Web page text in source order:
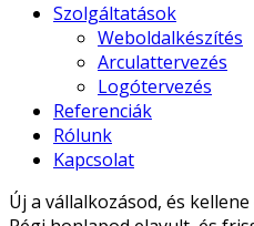
Szolgáltatások
Weboldalkészítés
Arculattervezés
Logótervezés
Referenciák
Rólunk
Kapcsolat
Új a vállalkozásod, és